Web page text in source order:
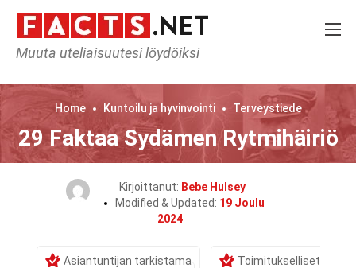
Muuta uteliaisuutesi löydöiksi
Home Kuntoilu ja hyvinvointi Terveystiede
29 Faktaa Sydämen Rytmihäiriö
Kirjoittanut: Bebe Hulsey
Modified & Updated: 19 Joulu
2024
Asiantuntijan tarkistama
Toimitukselliset